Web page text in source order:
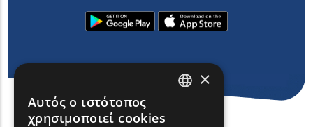
×
Αυτός ο ιστότοπος
χρησιμοποιεί cookies